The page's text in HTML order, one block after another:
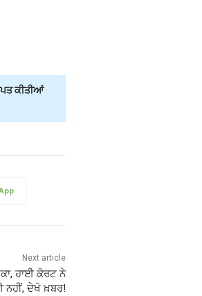
ਕੀਤੀਆਂ
Next article
ਹਾਈ ਕੋਰਟ ਨੇ
ਨਹੀਂ, ਦੇਖੋ ਖ਼ਬਰ!